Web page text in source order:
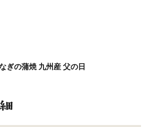
ぎの蒲焼 九州産 父の日